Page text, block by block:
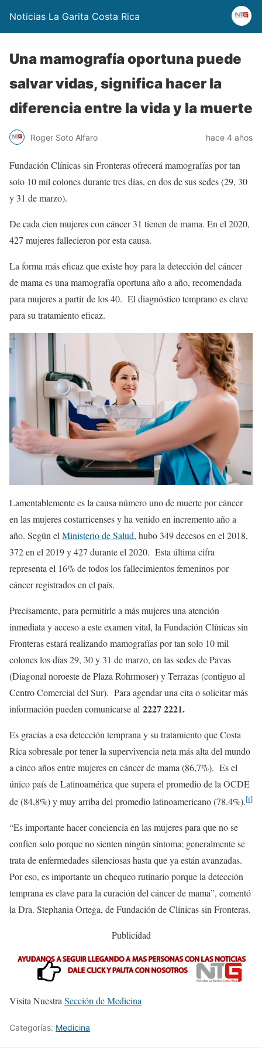
Noticias La Garita Costa Rica
Una mamografía oportuna puede
salvar vidas, significa hacer la
diferencia entre la vida y la muerte
Roger Soto Alfaro hace 4 años
Fundación Clínicas sin Fronteras ofrecerá mamografías por tan
solo 10 mil colones durante tres días, en dos de sus sedes (29, 30
y 31 de marzo).
De cada cien mujeres con cáncer 31 tienen de mama. En el 2020,
427 mujeres fallecieron por esta causa.
La forma más eficaz que existe hoy para la detección del cáncer
de mama es una mamografía oportuna año a año, recomendada
para mujeres a partir de los 40. El diagnóstico temprano es clave
para su tratamiento eficaz.
Lamentablemente es la causa número uno de muerte por cáncer
en las mujeres costarricenses y ha venido en incremento año a
año. Según el Ministerio de Salud, hubo 349 decesos en el 2018,
372 en el 2019 y 427 durante el 2020. Esta última cifra
representa el 16% de todos los fallecimientos femeninos por
cáncer registrados en el país.
Precisamente, para permitirle a más mujeres una atención
inmediata y acceso a este examen vital, la Fundación Clínicas sin
Fronteras estará realizando mamografías por tan solo 10 mil
colones los días 29, 30 y 31 de marzo, en las sedes de Pavas
(Diagonal noroeste de Plaza Rohrmoser) y Terrazas (contiguo al
Centro Comercial del Sur). Para agendar una cita o solicitar más
información pueden comunicarse al 2227 2221.
Es gracias a esa detección temprana y su tratamiento que Costa
Rica sobresale por tener la supervivencia neta más alta del mundo
a cinco años entre mujeres en cáncer de mama (86,7%). Es el
único país de Latinoamérica que supera el promedio de la OCDE
de (84,8%) y muy arriba del promedio latinoamericano (78.4%).[i]
“Es importante hacer conciencia en las mujeres para que no se
confíen solo porque no sienten ningún síntoma; generalmente se
trata de enfermedades silenciosas hasta que ya están avanzadas.
Por eso, es importante un chequeo rutinario porque la detección
temprana es clave para la curación del cáncer de mama”, comentó
la Dra. Stephania Ortega, de Fundación de Clínicas sin Fronteras.
Publicidad
Visita Nuestra Sección de Medicina
Categorías: Medicina